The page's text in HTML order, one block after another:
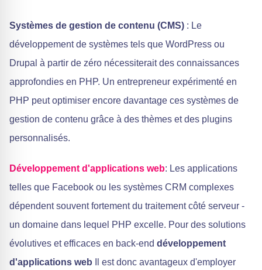
Systèmes de gestion de contenu (CMS) : Le
développement de systèmes tels que WordPress ou
Drupal à partir de zéro nécessiterait des connaissances
approfondies en PHP. Un entrepreneur expérimenté en
PHP peut optimiser encore davantage ces systèmes de
gestion de contenu grâce à des thèmes et des plugins
personnalisés.
Développement d'applications web: Les applications
telles que Facebook ou les systèmes CRM complexes
dépendent souvent fortement du traitement côté serveur -
un domaine dans lequel PHP excelle. Pour des solutions
évolutives et efficaces en back-end développement
d'applications web
Il est donc avantageux d'employer